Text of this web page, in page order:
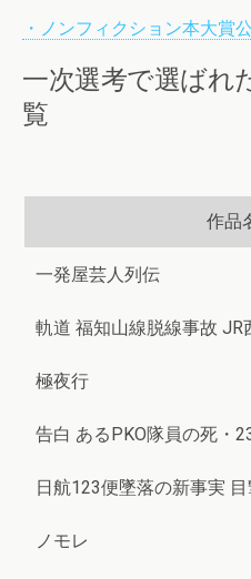
・ノンフィクション本大賞
一次選考で選ばれ
覧
作品
一発屋芸人列伝
軌道 福知山線脱線事故 JR
極夜行
告白 あるPKO隊員の死・
日航123便墜落の新事実
ノモレ